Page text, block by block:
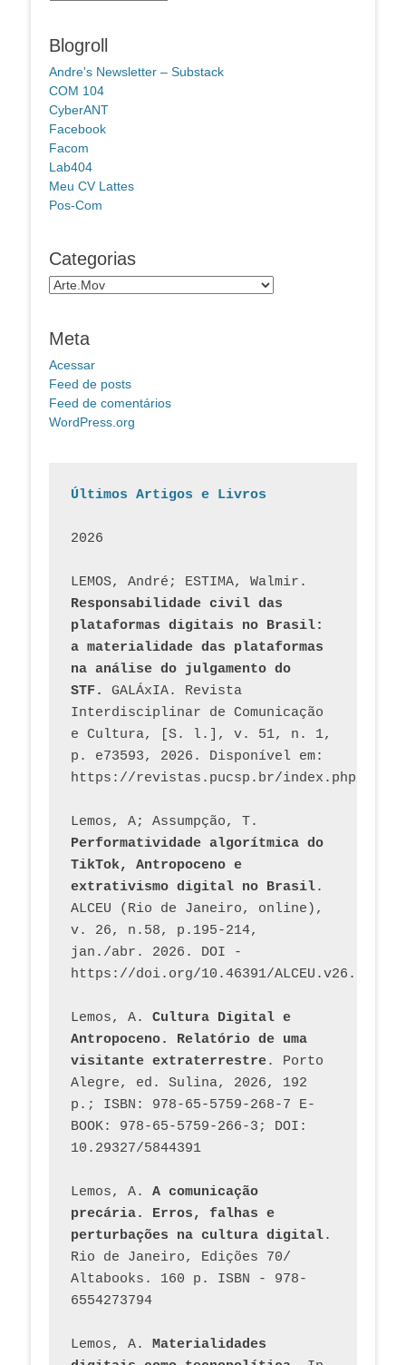
Blogroll
Andre's Newsletter – Substack
COM 104
CyberANT
Facebook
Facom
Lab404
Meu CV Lattes
Pos-Com
Categorias
Categorias
Meta
Acessar
Feed de posts
Feed de comentários
WordPress.org
Últimos Artigos e Livros
2026
Responsabilidade civil das
plataformas digitais no Brasil:
a materialidade das plataformas
na análise do julgamento do
STF.
GALÁxIA. Revista
Interdisciplinar de Comunicação
e Cultura, [S. l.], v. 51, n. 1,
p. e73593, 2026. Disponível em:
Performatividade algorítmica do
TikTok, Antropoceno e
extrativismo digital no Brasil.
ALCEU (Rio de Janeiro, online),
v. 26, n.58, p.195-214,
jan./abr. 2026. DOI -
https://doi.org/10.46391/
Lemos, A. Cultura Digital e
Antropoceno. Relatório de uma
visitante extraterrestre. Porto
Alegre, ed. Sulina, 2026, 192
p.; ISBN: 978-65-5759-268-7 E-
BOOK: 978-65-5759-266-3; DOI:
10.29327/5844391
Lemos, A. A comunicação
precária. Erros, falhas e
perturbações na cultura digital.
Rio de Janeiro, Edições 70/
Altabooks. 160 p. ISBN - 978-
6554273794
Lemos, A. Materialidades